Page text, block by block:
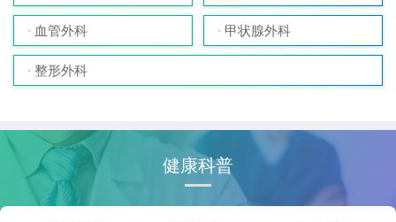
血管外科 甲状腺外科
整形外科
健康科普